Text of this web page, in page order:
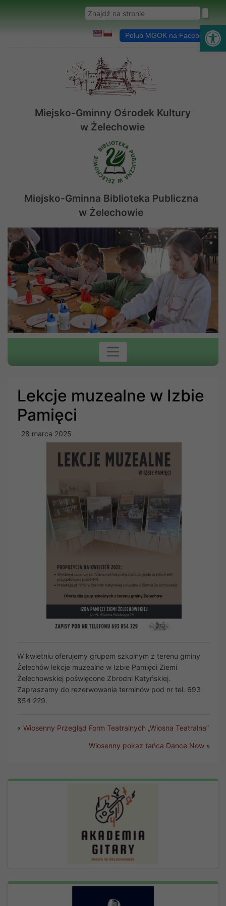
Wyszukaj w serwisie
Polub MGOK na Facebooku
Miejsko-Gminny Ośrodek Kultury
w Żelechowie
Miejsko-Gminna Biblioteka Publiczna
w Żelechowie
Lekcje muzealne w Izbie
Pamięci
28 marca 2025
W kwietniu oferujemy grupom szkolnym z terenu gminy
Żelechów lekcje muzealne w Izbie Pamięci Ziemi
Żelechowskiej poświęcone Zbrodni Katyńskiej.
Zapraszamy do rezerwowania terminów pod nr tel. 693
854 229.
«Wiosenny Przegląd Form Teatralnych „Wiosna Teatralna”
Wiosenny pokaz tańca Dance Now »